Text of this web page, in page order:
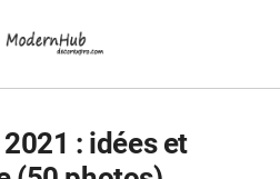
: idées et